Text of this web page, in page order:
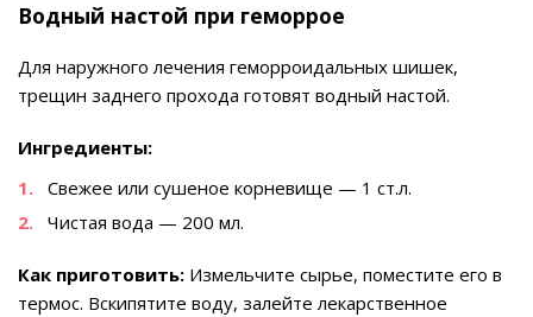
Водный настой при геморрое
Для наружного лечения геморроидальных шишек,
трещин заднего прохода готовят водный настой.
Ингредиенты:
Свежее или сушеное корневище — 1 ст.л.
Чистая вода — 200 мл.
Как приготовить: Измельчите сырье, поместите его в
термос. Вскипятите воду, залейте лекарственное